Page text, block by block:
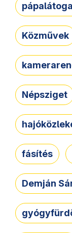
Közművek
Népsziget
fásítés
Demján